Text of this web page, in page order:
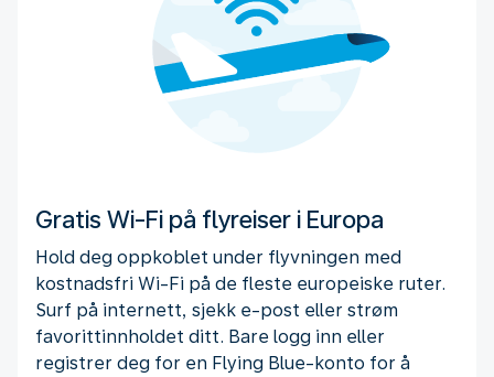
Gratis Wi-Fi på flyreiser i Europa
Hold deg oppkoblet under flyvningen med
kostnadsfri Wi-Fi på de fleste europeiske ruter.
Surf på internett, sjekk e-post eller strøm
favorittinnholdet ditt. Bare logg inn eller
registrer deg for en Flying Blue-konto for å